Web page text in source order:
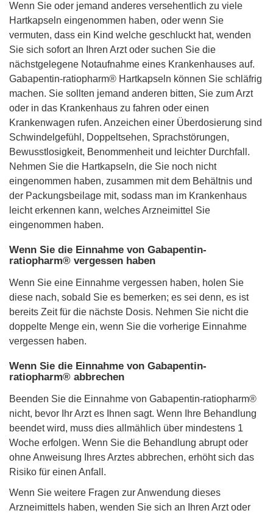
Wenn Sie oder jemand anderes versehentlich zu viele
Hartkapseln eingenommen haben, oder wenn Sie
vermuten, dass ein Kind welche geschluckt hat, wenden
Sie sich sofort an Ihren Arzt oder suchen Sie die
nächstgelegene Notaufnahme eines Krankenhauses auf.
Gabapentin-ratiopharm® Hartkapseln können Sie schläfrig
machen. Sie sollten jemand anderen bitten, Sie zum Arzt
oder in das Krankenhaus zu fahren oder einen
Krankenwagen rufen. Anzeichen einer Überdosierung sind
Schwindelgefühl, Doppeltsehen, Sprachstörungen,
Bewusstlosigkeit, Benommenheit und leichter Durchfall.
Nehmen Sie die Hartkapseln, die Sie noch nicht
eingenommen haben, zusammen mit dem Behältnis und
der Packungsbeilage mit, sodass man im Krankenhaus
leicht erkennen kann, welches Arzneimittel Sie
eingenommen haben.
Wenn Sie die Einnahme von Gabapentin-
ratiopharm® vergessen haben
Wenn Sie eine Einnahme vergessen haben, holen Sie
diese nach, sobald Sie es bemerken; es sei denn, es ist
bereits Zeit für die nächste Dosis. Nehmen Sie nicht die
doppelte Menge ein, wenn Sie die vorherige Einnahme
vergessen haben.
Wenn Sie die Einnahme von Gabapentin-
ratiopharm® abbrechen
Beenden Sie die Einnahme von Gabapentin-ratiopharm®
nicht, bevor Ihr Arzt es Ihnen sagt. Wenn Ihre Behandlung
beendet wird, muss dies allmählich über mindestens 1
Woche erfolgen. Wenn Sie die Behandlung abrupt oder
ohne Anweisung Ihres Arztes abbrechen, erhöht sich das
Risiko für einen Anfall.
Wenn Sie weitere Fragen zur Anwendung dieses
Arzneimittels haben, wenden Sie sich an Ihren Arzt oder